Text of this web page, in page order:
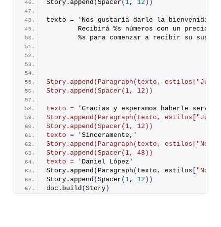
Story. append ( Spacer ( 1, 12 ))
texto = 'Nos gustaría darle la bienvenida
Recibirá %s números con un precio
%s para comenzar a recibir su
Story.append(Paragraph(texto,
Story.append(Spacer(1, 12))
texto = ' Gracias y esperamos haberle
Story.append(Paragraph(texto,
Story.append(Spacer(1, 12))
texto = ' Sinceramente, '
Story.append(Paragraph(texto,
Story.append(Spacer(1, 48))
texto = ' Daniel López'
Story. append ( Paragraph ( texto, estilos
Story. append ( Spacer ( 1, 12 ))
doc. build ( Story )